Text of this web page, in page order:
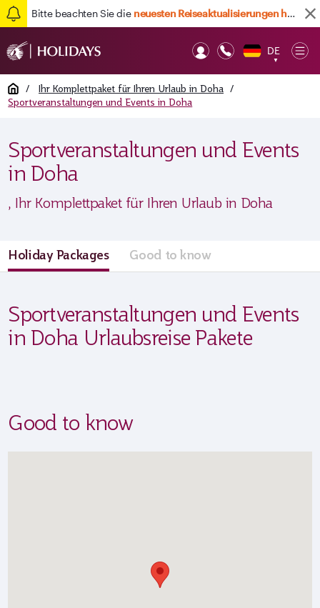
Bitte beachten Sie die neuesten Reiseaktualisierungen hier
DE
▼
Home / Ihr Komplettpaket für Ihren Urlaub in Doha /
Sportveranstaltungen und Events in Doha
Sportveranstaltungen und Events
in Doha
, Ihr Komplettpaket für Ihren Urlaub in Doha
Holiday Packages Good to know
Sportveranstaltungen und Events
in Doha Urlaubsreise Pakete
Good to know